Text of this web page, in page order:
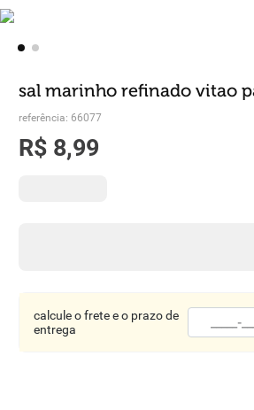
sal marinho refinado vitao
referência: 66077
R$ 8,99
calcule o frete e o prazo de
entrega
5 vinhos
6º biscoito
7º queijo